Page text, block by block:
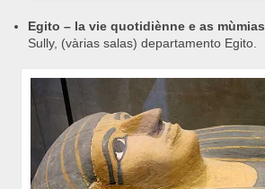
Egito – la vie quotidiènne e as mùmias
Sully, (vàrias salas) departamento Egito.